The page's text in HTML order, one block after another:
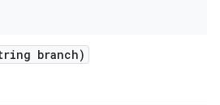
branch)